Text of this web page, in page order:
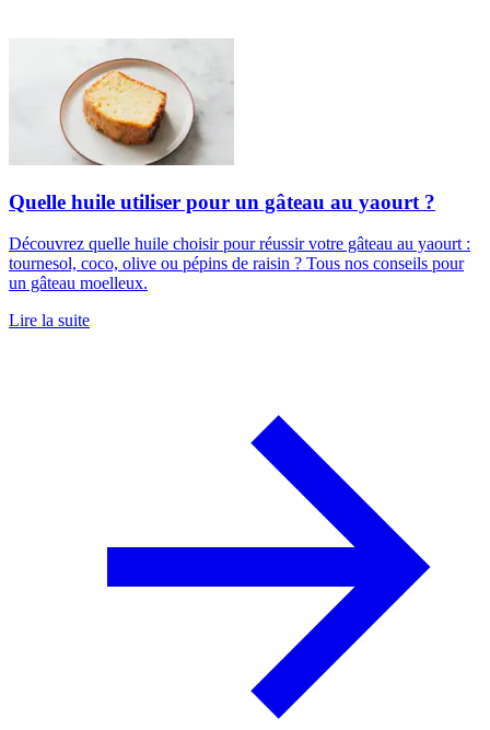
Quelle huile utiliser pour un gâteau au yaourt ?
Découvrez quelle huile choisir pour réussir votre gâteau au yaourt :
tournesol, coco, olive ou pépins de raisin ? Tous nos conseils pour
un gâteau moelleux.
Lire la suite